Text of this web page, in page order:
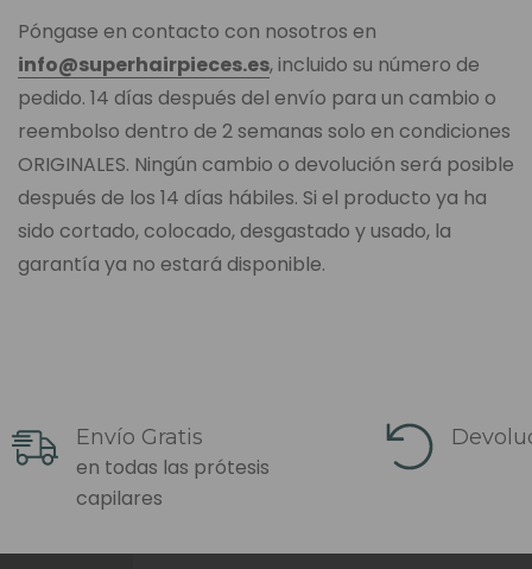
Póngase en contacto con nosotros en
info@superhairpieces.es, incluido su número de
pedido. 14 días después del envío para un cambio o
reembolso dentro de 2 semanas solo en condiciones
ORIGINALES. Ningún cambio o devolución será posible
después de los 14 días hábiles. Si el producto ya ha
sido cortado, colocado, desgastado y usado, la
garantía ya no estará disponible.
Envío Gratis
en todas las prótesis
capilares